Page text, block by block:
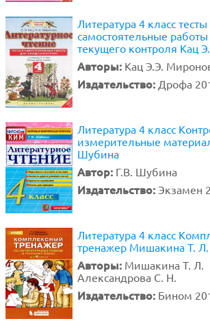
Литература 4 класс тесты
самостоятельные
текущего контроля Кац
Авторы: Кац Э.Э.
Издательство: Дрофа
Литература 4 класс
измерительные
Шубина
Автор: Г.В. Шубина
Издательство: Экзамен
Литература 4 класс
тренажер Мишакина Т. Л.
Авторы: Мишакина Т. Л.
Александрова С. Н.
Издательство: Бином